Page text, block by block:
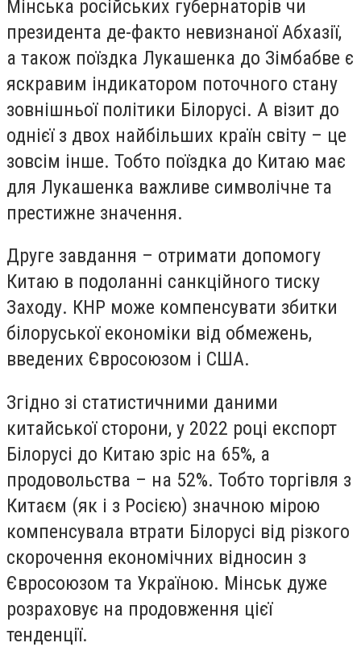
Мінська російських губернаторів чи
президента де-факто невизнаної Абхазії,
а також поїздка Лукашенка до Зімбабве є
яскравим індикатором поточного стану
зовнішньої політики Білорусі. А візит до
однієї з двох найбільших країн світу – це
зовсім інше. Тобто поїздка до Китаю має
для Лукашенка важливе символічне та
престижне значення.
Друге завдання – отримати допомогу
Китаю в подоланні санкційного тиску
Заходу. КНР може компенсувати збитки
білоруської економіки від обмежень,
введених Євросоюзом і США.
Згідно зі статистичними даними
китайської сторони, у 2022 році експорт
Білорусі до Китаю зріс на 65%, а
продовольства – на 52%. Тобто торгівля з
Китаєм (як і з Росією) значною мірою
компенсувала втрати Білорусі від різкого
скорочення економічних відносин з
Євросоюзом та Україною. Мінськ дуже
розраховує на продовження цієї
тенденції.